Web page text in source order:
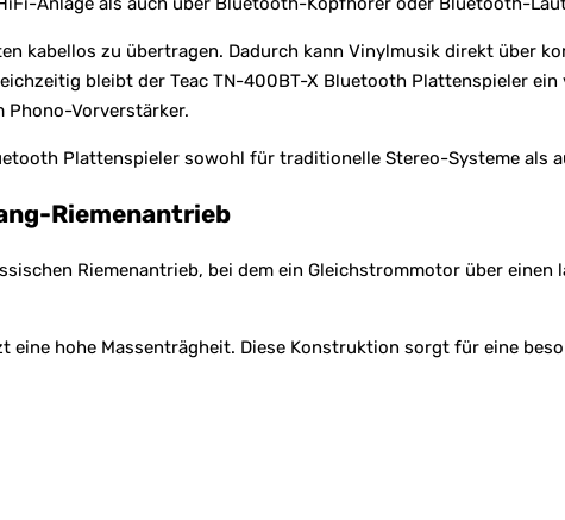
kabellos zu übertragen. Dadurch kann Vinylmusik direkt über
bleibt der Teac TN-400BT-X Bluetooth Plattenspieler
Phono-Vorverstärker.
Plattenspieler sowohl für traditionelle Stereo-Systeme als
Riemenantrieb
Riemenantrieb, bei dem ein Gleichstrommotor über einen
hohe Massenträgheit. Diese Konstruktion sorgt für eine